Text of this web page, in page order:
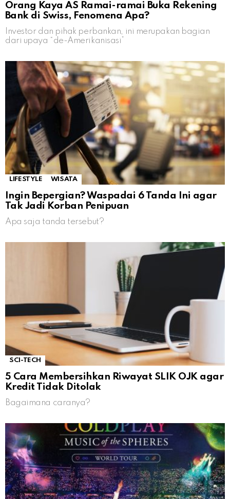
Orang Kaya AS Ramai-ramai Buka Rekening
Bank di Swiss, Fenomena Apa?
Investor dan pihak perbankan, ini merupakan bagian
dari upaya “de-Amerikanisasi”
LIFESTYLE WISATA
Ingin Bepergian? Waspadai 6 Tanda Ini agar
Tak Jadi Korban Penipuan
Apa saja tanda tersebut?
SCI-TECH
5 Cara Membersihkan Riwayat SLIK OJK agar
Kredit Tidak Ditolak
Bagaimana caranya?